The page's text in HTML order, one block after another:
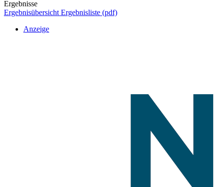
Ergebnisse
Ergebnisübersicht Ergebnisliste (pdf)
Anzeige